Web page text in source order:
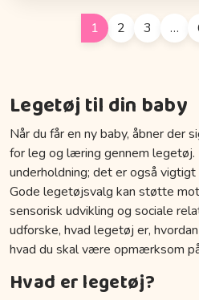
1 2 3 …
Legetøj til din baby
Når du får en ny baby, åbner der
for leg og læring gennem legetøj.
underholdning; det er også
Gode legetøjsvalg kan støtte
sensorisk udvikling og sociale
udforske, hvad legetøj er,
hvad du skal være opmærksom
Hvad er legetøj?